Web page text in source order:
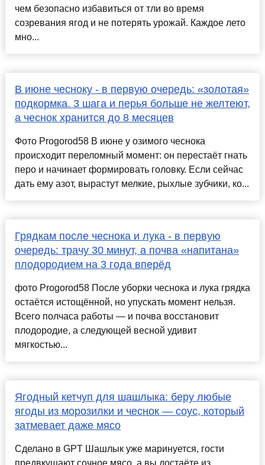
чем безопасно избавиться от тли во время
созревания ягод и не потерять урожай. Каждое лето
мно...
В июне чесноку - в первую очередь: «золотая»
подкормка. 3 шага и перья больше не желтеют,
а чеснок хранится до 8 месяцев
Фото Progorod58 В июне у озимого чеснока
происходит переломный момент: он перестаёт гнать
перо и начинает формировать головку. Если сейчас
дать ему азот, вырастут мелкие, рыхлые зубчики, ко...
Грядкам после чеснока и лука - в первую
очередь: трачу 30 минут, а почва «напитана»
плодородием на 3 года вперёд
фото Progorod58 После уборки чеснока и лука грядка
остаётся истощённой, но упускать момент нельзя.
Всего полчаса работы — и почва восстановит
плодородие, а следующей весной удивит
мягкостью...
Ягодный кетчуп для шашлыка: беру любые
ягоды из морозилки и чеснок — соус, который
затмевает даже мясо
Сделано в GPT Шашлык уже маринуется, гости
предвкушают сочное мясо, а вы достаёте из